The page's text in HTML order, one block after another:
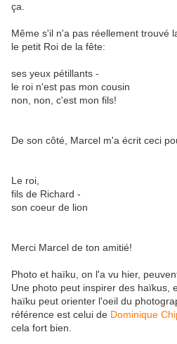
ça.
Même s'il n'a pas réellement trouvé
le petit Roi de la fête:
ses yeux pétillants -
le roi n'est pas mon cousin
non, non, c'est mon fils!
De son côté, Marcel m'a écrit ceci
Le roi,
fils de Richard -
son coeur de lion
Merci Marcel de ton amitié!
Photo et haïku, on l'a vu hier,
Une photo peut inspirer des haïkus,
haïku peut orienter l'oeil du
référence est celui de Dominique
cela fort bien.